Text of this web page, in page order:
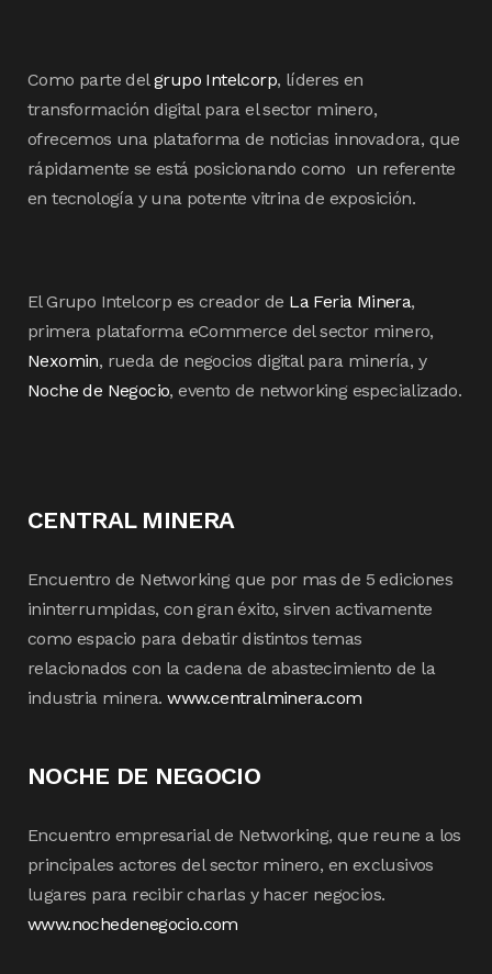
Como parte delgrupo Intelcorp, líderes en
transformación digital para el sector minero,
ofrecemos una plataforma de noticias innovadora, que
rápidamente se está posicionando como un referente
en tecnología y una potente vitrina de exposición.
El Grupo Intelcorp es creador de La Feria Minera,
primera plataforma eCommerce del sector minero,
Nexomin, rueda de negocios digital para minería, y
Noche de Negocio, evento de networking especializado.
CENTRAL MINERA
Encuentro de Networking que por mas de 5 ediciones
ininterrumpidas, con gran éxito, sirven activamente
como espacio para debatir distintos temas
relacionados con la cadena de abastecimiento de la
industria minera.www.centralminera.com
NOCHE DE NEGOCIO
Encuentro empresarial de Networking, que reune a los
principales actores del sector minero, en exclusivos
lugares para recibir charlas y hacer negocios.
www.nochedenegocio.com